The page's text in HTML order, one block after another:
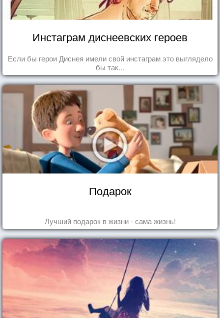
Инстаграм диснеевских героев
Если бы герои Диснея имели свой инстаграм это выглядело
бы так...
Подарок
Лучший подарок в жизни - сама жизнь!